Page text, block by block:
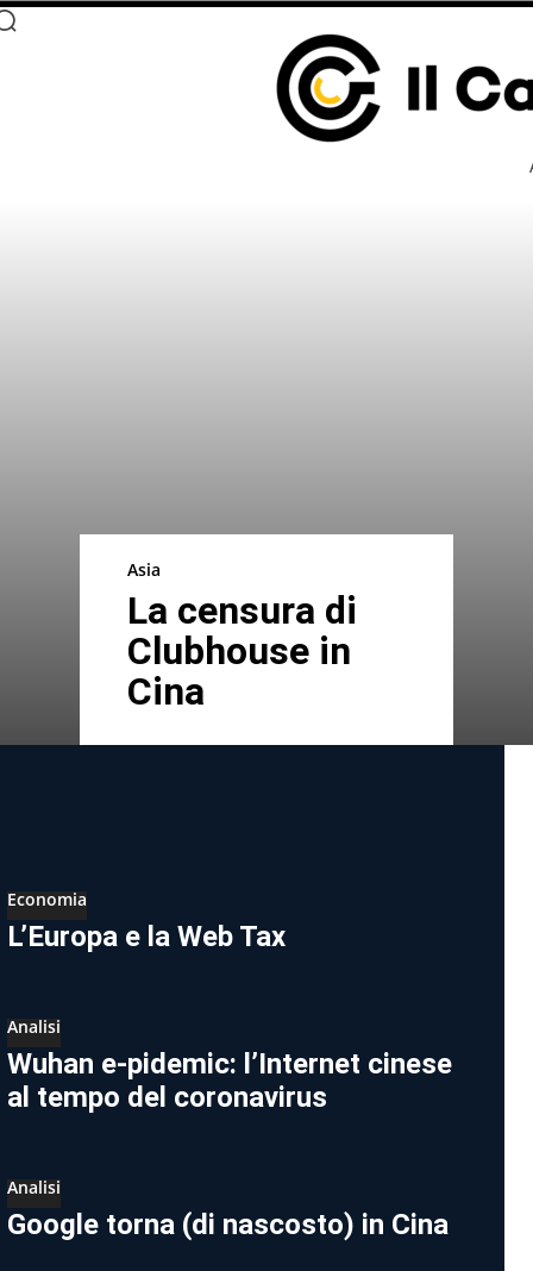
Asia
La censura di
Clubhouse in
Cina
Economia
L’Europa e la Web Tax
Analisi
Wuhan e-pidemic: l’Internet cinese
al tempo del coronavirus
Analisi
Google torna (di nascosto) in Cina